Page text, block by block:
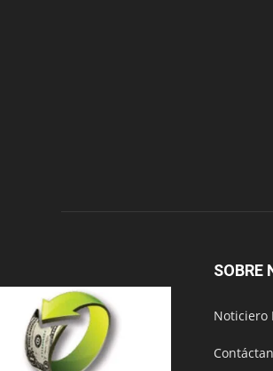
SOBRE
Noticiero